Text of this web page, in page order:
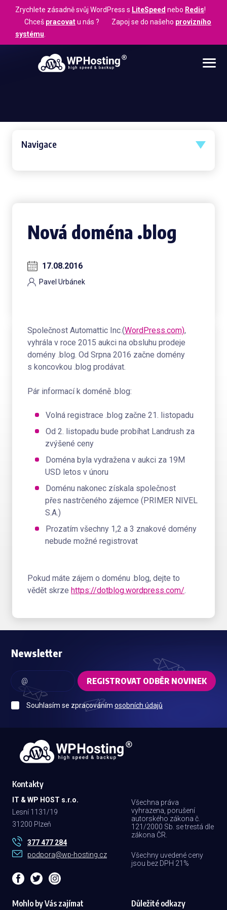
Zrychlete zásadně svůj WordPress s LiteSpeed nebo Redis!
Chceš pracovatu nás ? Zapoj se do našeho provizního
systému
Navigace
Nová doména .blog
17.08.2016
Pavel Urbánek
Společnost Automattic Inc.(WordPress.com),
vyhrála v roce 2015 aukci na obsluhu prodeje
domény .blog. Od Srpna 2016 začne domény
s koncovkou .blog prodávat.
Pár informací k doméně .blog:
Volná registrace .blog začne 21. listopadu
Od 2. listopadu bude probíhat Landrush za
zvýšené ceny
Doména byla vydražena v aukci za 19M
USD letos v únoru
Doménu nakonec získala společnost
přes nastrčeného zájemce (PRIMER NIVEL
S.A.)
Prozatím všechny 1,2 a 3 znakové domény
nebude možné registrovat
Pokud máte zájem o doménu .blog, dejte to
vědět skrze https://dotblog.wordpress.com/.
Newsletter
REGISTROVAT ODBĚR NOVINEK
Souhlasím se zpracováním osobních údajů
Všechna práva
vyhrazena, porušení
autorského zákona č.
121/2000 Sb. se trestá dle
zákona ČR.
Všechny uvedené ceny
jsou bez DPH 21%
Kontakty
IT & WP HOST s.r.o.
Lesní 1131/19
31200 Plzeň
377 477 284
podpora@wp-hosting.cz
Mohlo by Vás zajímat Důležité odkazy